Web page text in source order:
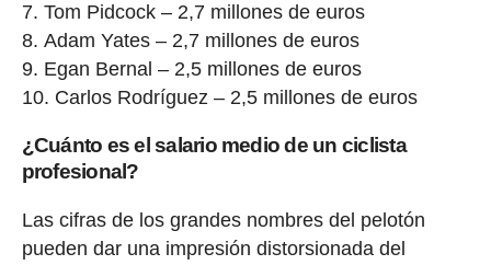
Tom Pidcock – 2,7 millones de euros
Adam Yates – 2,7 millones de euros
Egan Bernal – 2,5 millones de euros
Carlos Rodríguez – 2,5 millones de euros
¿Cuánto es el salario medio de un ciclista
profesional?
Las cifras de los grandes nombres del pelotón
pueden dar una impresión distorsionada del